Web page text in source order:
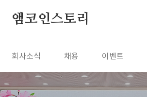
앰코인스토리
회사소식 채용 이벤트